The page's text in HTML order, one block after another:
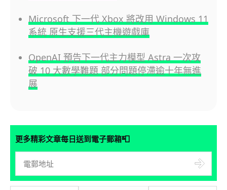
Microsoft 下一代 Xbox 將改用 Windows 11
系統 原生支援三代主機遊戲庫
OpenAI 預告下一代主力模型 Astra 一次攻
破 10 大數學難題 部分問題停滯逾十年無進
展
更多精彩文章每日送到電子郵箱📮